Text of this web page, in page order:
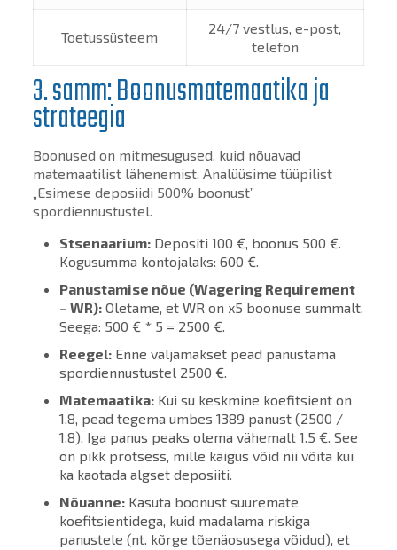
Toetussüsteem
24/7 vestlus, e-post,
telefon
3. samm: Boonusmatemaatika ja
strateegia
Boonused on mitmesugused, kuid nõuavad
matemaatilist lähenemist. Analüüsime tüüpilist
„Esimese deposiidi 500% boonust”
spordiennustustel.
Stsenaarium:Depositi 100 €, boonus 500 €.
Kogusumma kontojalaks: 600 €.
Panustamise nõue (Wagering Requirement
– WR):Oletame, et WR on x5 boonuse summalt.
Seega: 500 € * 5 = 2500 €.
Reegel:Enne väljamakset pead panustama
spordiennustustel 2500 €.
Matemaatika:Kui su keskmine koefitsient on
1.8, pead tegema umbes 1389 panust (2500 /
1.8). Iga panus peaks olema vähemalt 1.5 €. See
on pikk protsess, mille käigus võid nii võita kui
ka kaotada algset deposiiti.
Nõuanne:Kasuta boonust suuremate
koefitsientidega, kuid madalama riskiga
panustele (nt. kõrge tõenäosusega võidud), et